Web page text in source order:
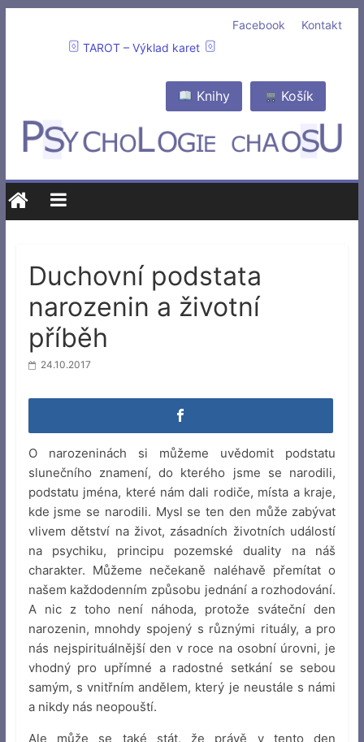
Kontakt
Facebook
TAROT – Výklad karet
Košík
Knihy
Duchovní podstata
narozenin a životní
příběh
24.10.2017
O narozeninách si můžeme uvědomit podstatu
slunečního znamení, do kterého jsme se narodili,
podstatu jména, které nám dali rodiče, místa a kraje,
kde jsme se narodili. Mysl se ten den může zabývat
vlivem dětství na život, zásadních životních událostí
na psychiku, principu pozemské duality na náš
charakter. Můžeme nečekaně naléhavě přemítat o
našem každodenním způsobu jednání a rozhodování.
A nic z toho není náhoda, protože sváteční den
narozenin, mnohdy spojený s různými rituály, a pro
nás nejspirituálnější den v roce na osobní úrovni, je
vhodný pro upřímné a radostné setkání se sebou
samým, s vnitřním andělem, který je neustále s námi
a nikdy nás neopouští.
Ale může se také stát, že právě v tento den